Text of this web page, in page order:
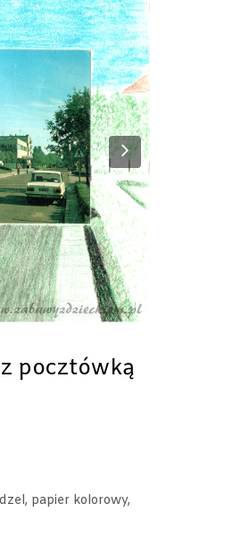
Next
pocztówką
papier kolorowy,